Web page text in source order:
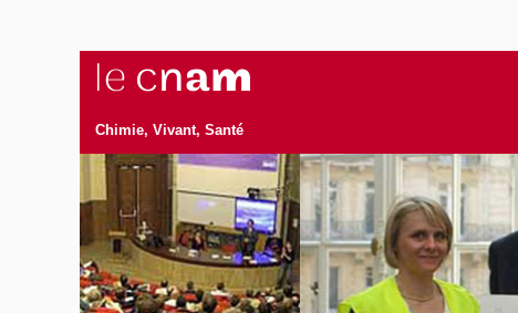
Chimie, Vivant, Santé